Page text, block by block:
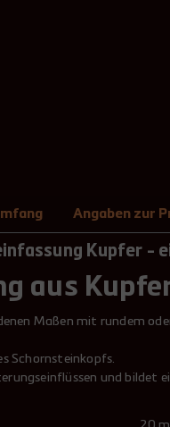
Angaben zur
Kupfer -
aus
Maßen mit rundem
Schornsteinkopfs.
und bildet